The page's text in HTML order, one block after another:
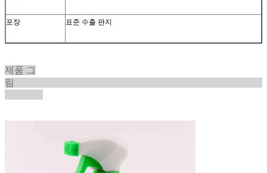
포장 표준 수출 판지
제품 그
림